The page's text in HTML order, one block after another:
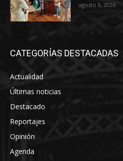
agosto 6, 2026
CATEGORÍAS DESTACADAS
Actualidad
Últimas noticias
Destacado
Reportajes
Opinión
Agenda